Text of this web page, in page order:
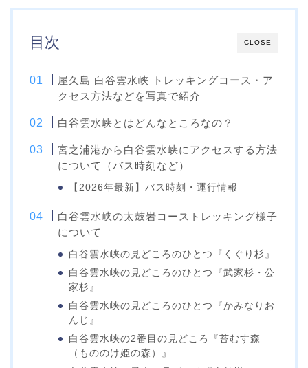
CLOSE
目次
屋久島 白谷雲水峡 トレッキングコース・ア
クセス方法などを写真で紹介
白谷雲水峡とはどんなところなの？
宮之浦港から白谷雲水峡にアクセスする方法
について（バス時刻など）
【2026年最新】バス時刻・運行情報
白谷雲水峡の太鼓岩コーストレッキング様子
について
白谷雲水峡の見どころのひとつ『くぐり杉』
白谷雲水峡の見どころのひとつ『武家杉・公
家杉』
白谷雲水峡の見どころのひとつ『かみなりお
んじ』
白谷雲水峡の2番目の見どころ『苔むす森
（もののけ姫の森）』